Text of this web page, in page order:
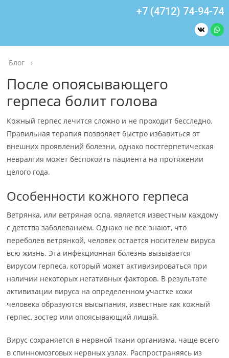
+7 (4712) 74-94-74
Блог ›
После опоясывающего
герпеса болит голова
Кожный герпес лечится сложно и не проходит бесследно.
Правильная терапия позволяет быстро избавиться от
внешних проявлений болезни, однако постгерпетическая
невралгия может беспокоить пациента на протяжении
целого года.
Особенности кожного герпеса
Ветрянка, или ветряная оспа, является известным каждому
с детства заболеванием. Однако не все знают, что
переболев ветрянкой, человек остается носителем вируса
всю жизнь. Эта инфекционная болезнь вызывается
вирусом герпеса, который может активизироваться при
наличии некоторых негативных факторов. В результате
активизации вируса на определенном участке кожи
человека образуются высыпания, известные как кожный
герпес, зостер или опоясывающий лишай.
Вирус сохраняется в нервной ткани организма, чаще всего
в спинномозговых нервных узлах. Распространяясь из